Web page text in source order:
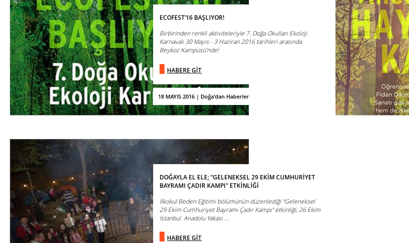
18 MAYIS 2016 | Doğa'dan Haberler
ECOFEST’16 BAŞLIYOR!
Birbirinden renkli aktiviteleriyle 7. Doğa Okulları Ekoloji
Karnavalı 30 Mayıs - 3 Haziran 2016 tarihleri arasında
Beykoz Kampüsü'nde!
HABERE GİT
DOĞAYLA EL ELE; "GELENEKSEL 29 EKİM CUMHURİYET
BAYRAMI ÇADIR KAMPI" ETKİNLİĞİ
İlkokul Beden Eğitimi bölümünün düzenlediği “Geleneksel
29 Ekim Cumhuriyet Bayramı Çadır Kampı” etkinliği; 26 Ekim
İstanbul Anadolu Yakası ...
HABERE GİT